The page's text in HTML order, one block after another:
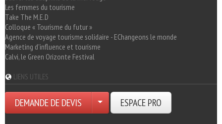
Les femmes du tourisme
Take The M.E.D
Colloque « Tourisme du futur »
Agence de voyage tourisme solidaire - EChangeons le monde
Marketing d'influence et tourisme
Calvi, le Green Orizonte Festival
LIENS UTILES
DEMANDE DE DEVIS ESPACE PRO